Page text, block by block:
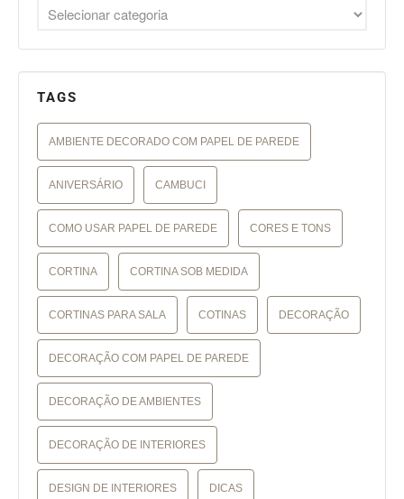
TAGS
AMBIENTE DECORADO COM PAPEL DE PAREDE
ANIVERSÁRIO CAMBUCI
COMO USAR PAPEL DE PAREDE CORES E TONS
CORTINA CORTINA SOB MEDIDA
CORTINAS PARA SALA COTINAS DECORAÇÃO
DECORAÇÃO COM PAPEL DE PAREDE
DECORAÇÃO DE AMBIENTES
DECORAÇÃO DE INTERIORES
DESIGN DE INTERIORES DICAS